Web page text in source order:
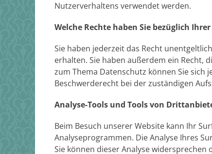
Nutzerverhaltens verwendet werden.
Welche Rechte haben Sie bezüglich
Sie haben jederzeit das Recht
erhalten. Sie haben außerdem ein Recht,
zum Thema Datenschutz können Sie sich
Beschwerderecht bei der zuständigen
Analyse-Tools und Tools von
Beim Besuch unserer Website kann Ihr
Analyseprogrammen. Die Analyse Ihres
Sie können dieser Analyse